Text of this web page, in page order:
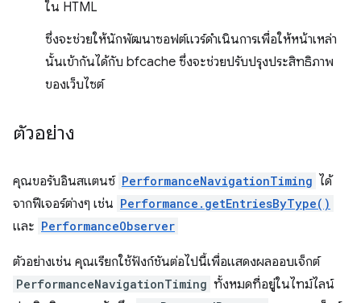
ใน HTML
ซึ่งจะช่วยให้นักพัฒนาซอฟต์แวร์ดำเนินการเพื่อให้หน้าเหล่า
นั้นเข้ากันได้กับ bfcache ซึ่งจะช่วยปรับปรุงประสิทธิภาพ
ของเว็บไซต์
ตัวอย่าง
คุณขอรับอินสแตนซ์ PerformanceNavigationTiming ได้
จากฟีเจอร์ต่างๆ เช่น Performance.getEntriesByType()
และ PerformanceObserver
ตัวอย่างเช่น คุณเรียกใช้ฟังก์ชันต่อไปนี้เพื่อแสดงผลออบเจ็กต์
PerformanceNavigationTiming ทั้งหมดที่อยู่ในไทม์ไลน์